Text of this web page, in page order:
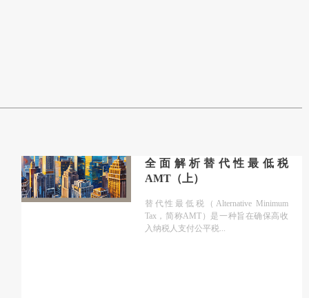
全面解析替代性最低税
AMT（上）
替代性最低税（Alternative Minimum
Tax，简称AMT）是一种旨在确保高收
入纳税人支付公平税